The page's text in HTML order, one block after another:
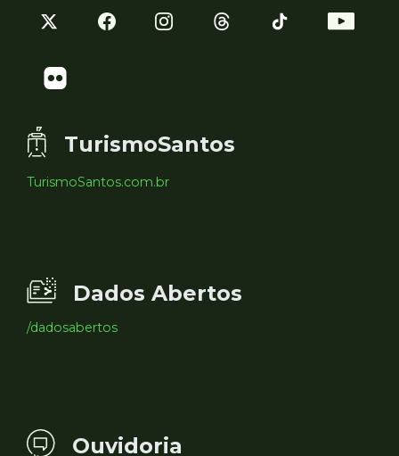
TurismoSantos
TurismoSantos.com.br
Dados Abertos
/dadosabertos
Ouvidoria